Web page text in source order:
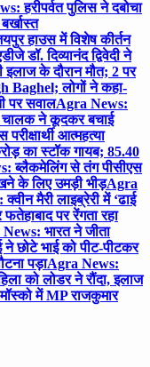
हरीपर्वत पुलिस ने दबोचा
हाउस में विशेष कीर्तन
डॉ. दिव्यानंद द्विवेदी ने
के दौरान मौत; 2 पर
Baghel; लोगों ने कहा-
पर सवालAgra News:
ने कूदकर बचाई
आत्महत्या
का स्टॉक गायब; 85.40
ब्लैकमेलिंग से तंग पीसीएस
के लिए उमड़ी भीड़Agra
मैरी लाइब्रेरी में ‘ढाई
पर रेंगता रहा
भारत ने जीता
छोटे भाई को पीट-पीटकर
पड़ाAgra News:
को लोडर ने रौंदा, इलाज
में MP राजकुमार